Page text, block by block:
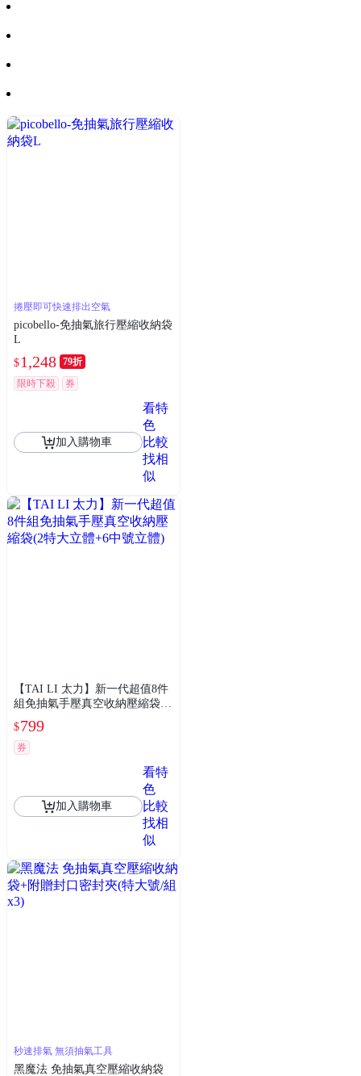
捲壓即可快速排出空氣
picobello-免抽氣旅行壓縮收納袋
L
$1,248 79折
限時下殺
券
加入購物車
看特
色
比較
找相
似
【TAI LI 太力】新一代超值8件
組免抽氣手壓真空收納壓縮袋(2
$799
券
加入購物車
看特
色
比較
找相
似
秒速排氣 無須抽氣工具
黑魔法 免抽氣真空壓縮收納袋